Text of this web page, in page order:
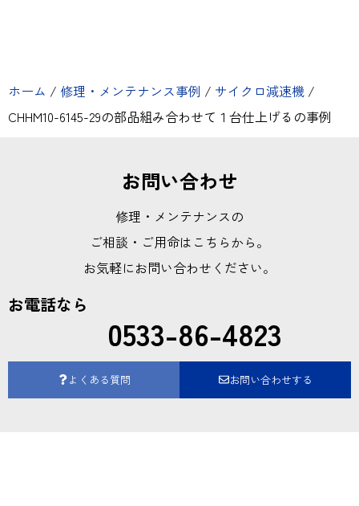
ホーム / 修理・メンテナンス事例 / サイクロ減速機 /
CHHM10-6145-29の部品組み合わせて１台仕上げるの事例
お問い合わせ
修理・メンテナンスの
ご相談・ご用命はこちらから。
お気軽にお問い合わせください。
お電話なら
0533-86-4823
よくある質問 お問い合わせする